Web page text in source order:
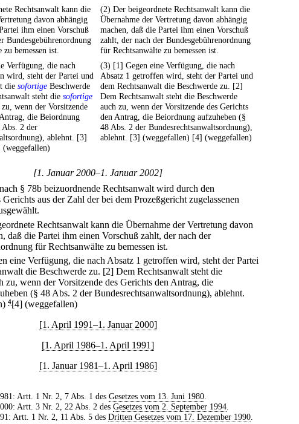
Rechtsanwalt kann die
davon abhängig
ihm einen Vorschuß
Bundesgebührenordnung
bemessen ist.
(2) Der beigeordnete Rechtsanwalt kann die
Übernahme der Vertretung davon abhängig
machen, daß die Partei ihm einen Vorschuß
zahlt, der nach der Bundesgebührenordnung
für Rechtsanwälte zu bemessen ist.
Verfügung, die nach
wird, steht der Partei und
die sofortige Beschwerde
steht die sofortige
wenn der Vorsitzende
die Beiordnung
Abs. 2 der
ablehnt. [3]
(3) [1] Gegen eine Verfügung, die nach
Absatz 1 getroffen wird, steht der Partei und
dem Rechtsanwalt die Beschwerde zu. [2]
Dem Rechtsanwalt steht die Beschwerde
auch zu, wenn der Vorsitzende des Gerichts
den Antrag, die Beiordnung aufzuheben (§
48 Abs. 2 der Bundesrechtsanwaltsordnung),
ablehnt. [3] (weggefallen) [4] (weggefallen)
[1. Januar 2000–1. Januar 2002]
§ 78b beizuordnende Rechtsanwalt wird durch den
Gerichts aus der Zahl der bei dem Prozeßgericht zugelassenen
Rechtsanwalt kann die Übernahme der Vertretung davon
daß die Partei ihm einen Vorschuß zahlt, der nach der
für Rechtsanwälte zu bemessen ist.
eine Verfügung, die nach Absatz 1 getroffen wird, steht der Partei
die Beschwerde zu. [2] Dem Rechtsanwalt steht die
zu, wenn der Vorsitzende des Gerichts den Antrag, die
(§ 48 Abs. 2 der Bundesrechtsanwaltsordnung), ablehnt.
4[4] (weggefallen)
[1. April 1991–1. Januar 2000]
[1. April 1986–1. April 1991]
[1. Januar 1981–1. April 1986]
Artt. 1 Nr. 2, 7 Abs. 1 des Gesetzes vom 13. Juni 1980.
Artt. 3 Nr. 2, 22 Abs. 2 des Gesetzes vom 2. September 1994.
Artt. 1 Nr. 2, 11 Abs. 5 des Dritten Gesetzes vom 17. Dezember 1990.